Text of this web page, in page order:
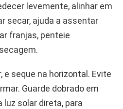
levemente, alinhar em
secar, ajuda a assentar
franjas, penteie
e seque na horizontal. Evite
Guarde dobrado em
luz solar direta, para